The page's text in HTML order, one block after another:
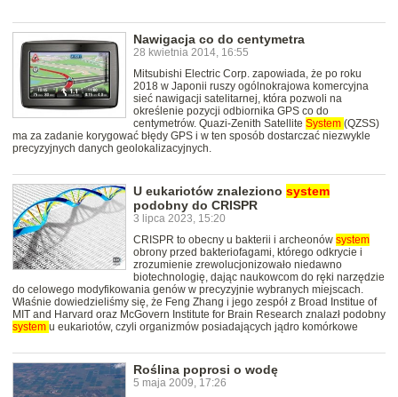
Nawigacja co do centymetra
28 kwietnia 2014, 16:55
Mitsubishi Electric Corp. zapowiada, że po roku
2018 w Japonii ruszy ogólnokrajowa komercyjna
sieć nawigacji satelitarnej, która pozwoli na
określenie pozycji odbiornika GPS co do
centymetrów. Quazi-Zenith Satellite System (QZSS)
ma za zadanie korygować błędy GPS i w ten sposób dostarczać niezwykle
precyzyjnych danych geolokalizacyjnych.
U eukariotów znaleziono system
podobny do CRISPR
3 lipca 2023, 15:20
CRISPR to obecny u bakterii i archeonów system
obrony przed bakteriofagami, którego odkrycie i
zrozumienie zrewolucjonizowało niedawno
biotechnologię, dając naukowcom do ręki narzędzie
do celowego modyfikowania genów w precyzyjnie wybranych miejscach.
Właśnie dowiedzieliśmy się, że Feng Zhang i jego zespół z Broad Institue of
MIT and Harvard oraz McGovern Institute for Brain Research znalazł podobny
system u eukariotów, czyli organizmów posiadających jądro komórkowe
Roślina poprosi o wodę
5 maja 2009, 17:26